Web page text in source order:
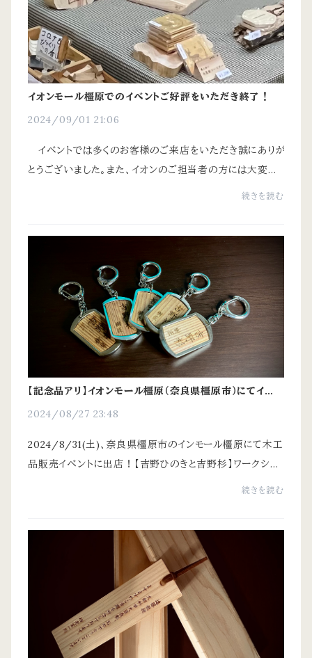
イオンモール橿原でのイベントご好評をいただき終了！
2024/09/01 21:06
イベントでは多くのお客様のご来店をいただき誠にありが
とうございました。また、イオンのご担当者の方には大変お
世話になり感謝の念でいっぱいです。(有)中西工業との共
続きを読む
【記念品アリ】イオンモール橿原（奈良県橿原市）にてイベン
2024/08/27 23:48
2024/8/31(土)、奈良県橿原市のインモール橿原にて木工
品販売イベントに出店！【吉野ひのきと吉野杉】ワークショ
ップ・製品販売樹匠の商品はまだ多くはないですが、(有)中
続きを読む